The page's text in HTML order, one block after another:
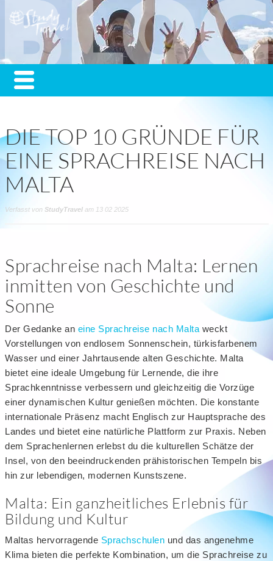
DIE TOP 10 GRÜNDE FÜR
EINE SPRACHREISE NACH
MALTA
Verfasst von StudyTravel am 13 02 2025
Sprachreise nach Malta: Lernen
inmitten von Geschichte und
Sonne
Der Gedanke an eine Sprachreise nach Malta weckt
Vorstellungen von endlosem Sonnenschein, türkisfarbenem
Wasser und einer Jahrtausende alten Geschichte. Malta
bietet eine ideale Umgebung für Lernende, die ihre
Sprachkenntnisse verbessern und gleichzeitig die Vorzüge
einer dynamischen Kultur genießen möchten. Die konstante
internationale Präsenz macht Englisch zur Hauptsprache des
Landes und bietet eine natürliche Plattform zur Praxis. Neben
dem Sprachenlernen erlebst du die kulturellen Schätze der
Insel, von den beeindruckenden prähistorischen Tempeln bis
hin zur lebendigen, modernen Kunstszene.
Malta: Ein ganzheitliches Erlebnis für
Bildung und Kultur
Maltas hervorragende Sprachschulen und das angenehme
Klima bieten die perfekte Kombination, um die Sprachreise zu